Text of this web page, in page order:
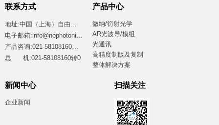
联系方式
地址:中国（上海）自由贸易试验区临港新片区江山路2699号4号楼西区
电子邮箱:info@nophotonics.com
产品咨询:021-58108160转8865
总 机:021-58108160转0
产品中心
微纳/衍射光学
AR光波导/模组
光通讯
高精度制版及复制
整体解决方案
新闻中心
企业新闻
扫描关注